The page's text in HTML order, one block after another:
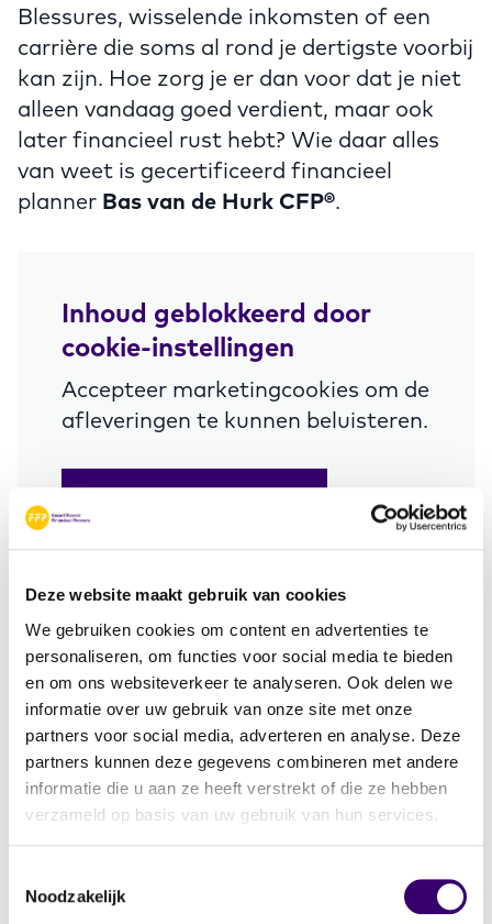
Deze website maakt gebruik van cookies
We gebruiken cookies om content en advertenties te
personaliseren, om functies voor social media te bieden
en om ons websiteverkeer te analyseren. Ook delen we
informatie over uw gebruik van onze site met onze
partners voor social media, adverteren en analyse. Deze
partners kunnen deze gegevens combineren met andere
informatie die u aan ze heeft verstrekt of die ze hebben
verzameld op basis van uw gebruik van hun services.
Noodzakelijk
Blessures, wisselende inkomsten of een
carrière die soms al rond je dertigste voorbij
kan zijn. Hoe zorg je er dan voor dat je niet
alleen vandaag goed verdient, maar ook
later financieel rust hebt? Wie daar alles
van weet is gecertificeerd financieel
planner Bas van de Hurk CFP®.
Inhoud geblokkeerd door
cookie-instellingen
Accepteer marketingcookies om de
afleveringen te kunnen beluisteren.
Voorkeuren wijzigen
Ook te beluisteren via:
Over de podcast serie
Je financiën op orde hebben voor nu en later.
Wie wil dat niet? In deze podcast serie ‘Over
spaargeld, echtscheiding, je hypotheek en je
bedrijf. Wie weet zitten er een paar mooie tips